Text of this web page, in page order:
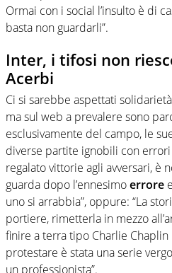
Ormai con i social l’insulto è di
basta non guardarli”.
Inter, i tifosi non
Acerbi
Ci si sarebbe aspettati
ma sul web a prevalere sono
esclusivamente del campo, le
diverse partite ignobili con
regalato vittorie agli avversari, è
guarda dopo l’ennesimoerrore
uno si arrabbia”, oppure: “La
portiere, rimetterla in mezzo
finire a terra tipo Charlie
protestare è stata una serie
un professionista”.